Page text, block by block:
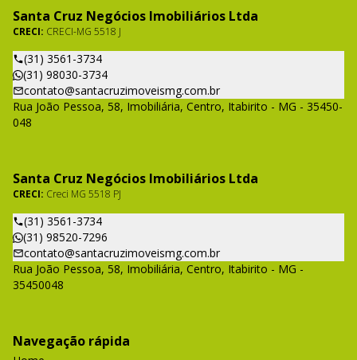
Santa Cruz Negócios Imobiliários Ltda
CRECI: CRECI-MG 5518 J
(31) 3561-3734
(31) 98030-3734
contato@santacruzimoveismg.com.br
Rua João Pessoa, 58, Imobiliária, Centro, Itabirito - MG - 35450-
048
Santa Cruz Negócios Imobiliários Ltda
CRECI: Creci MG 5518 PJ
(31) 3561-3734
(31) 98520-7296
contato@santacruzimoveismg.com.br
Rua João Pessoa, 58, Imobiliária, Centro, Itabirito - MG -
35450048
Navegação rápida